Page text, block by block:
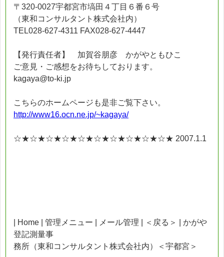
〒320-0027宇都宮市塙田４丁目６番６号
（東和コンサルタント株式会社内）
TEL028-627-4311 FAX028-627-4447
【発行責任者】 加賀谷朋彦 かがやともひこ
ご意見・ご感想をお待ちしております。
kagaya@to-ki.jp
こちらのホームページも是非ご覧下さい。
http://www16.ocn.ne.jp/~kagaya/
☆★☆★☆★☆★☆★☆★☆★☆★☆★☆★ 2007.1.1
| Home | 管理メニュー | メール管理 | ＜戻る＞ | かがや
登記測量事
務所（東和コンサルタント株式会社内）＜宇都宮＞